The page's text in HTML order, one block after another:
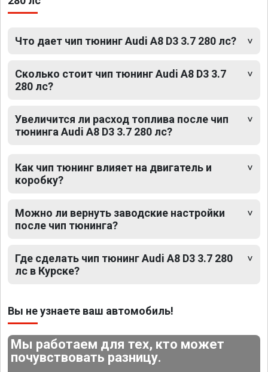
Что дает чип тюнинг Audi A8 D3 3.7 280 лс?
Сколько стоит чип тюнинг Audi A8 D3 3.7
280 лс?
Увеличится ли расход топлива после чип
тюнинга Audi A8 D3 3.7 280 лс?
Как чип тюнинг влияет на двигатель и
коробку?
Можно ли вернуть заводские настройки
после чип тюнинга?
Где сделать чип тюнинг Audi A8 D3 3.7 280
лс в Курске?
Вы не узнаете ваш автомобиль!
Мы работаем для тех, кто может
почувствовать разницу.